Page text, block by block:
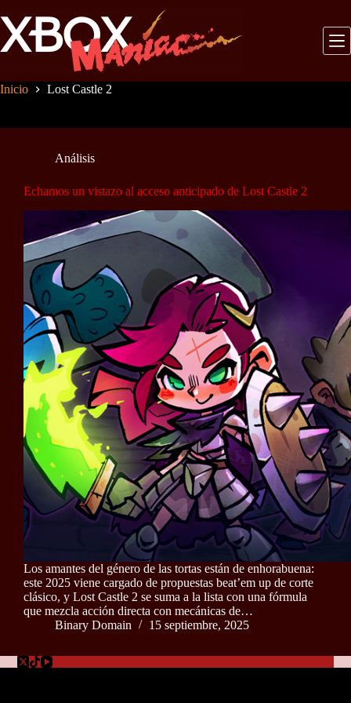
al
contenido
Inicio Lost Castle 2
Análisis
Echamos un vistazo al acceso anticipado de Lost Castle 2
Los amantes del género de las tortas están de enhorabuena:
este 2025 viene cargado de propuestas beat’em up de corte
clásico, y Lost Castle 2 se suma a la lista con una fórmula
que mezcla acción directa con mecánicas de…
Binary Domain
15 septiembre, 2025